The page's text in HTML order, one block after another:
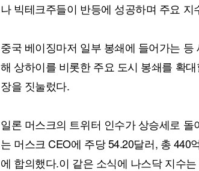
나 빅테크주들이 반등에 성공하며 주요 지
중국 베이징마저 일부 봉쇄에 들어가는
해 상하이를 비롯한 주요 도시 봉쇄를 확
장을 짓눌렀다.
일론 머스크의 트위터 인수가 상승세로
는 머스크 CEO에 주당 54.20달러, 총 440
에 합의했다.이 같은 소식에 나스닥 지수